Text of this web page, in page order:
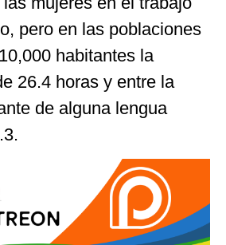
pero en las poblaciones
habitantes la
26.4 horas y entre la
de alguna lengua